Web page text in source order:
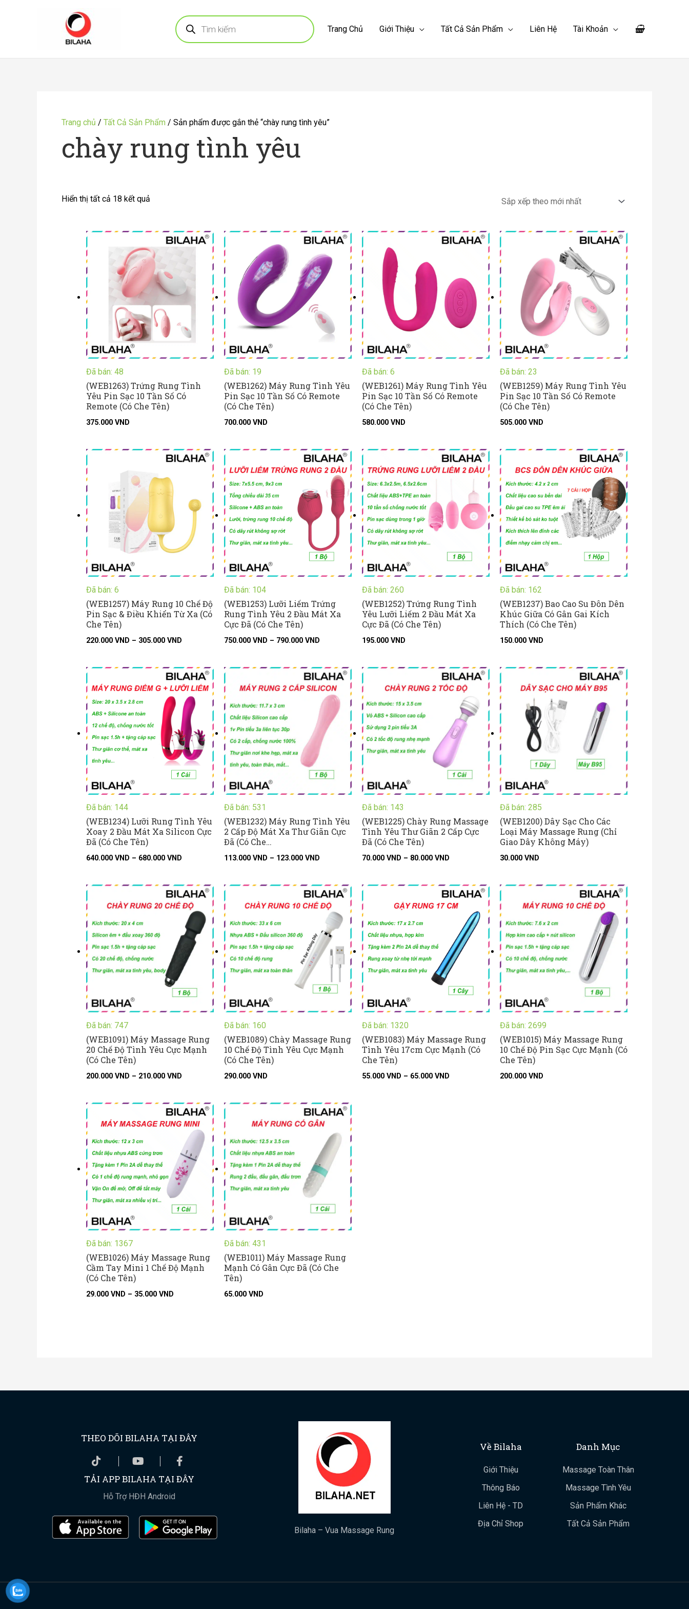
Tìm
kiếm
sản
phẩm
Trang Chủ Giới Thiệu Tất Cả Sản Phẩm Liên Hệ Tài Khoản
Trang chủ / Tất Cả Sản Phẩm / Sản phẩm được gắn thẻ “chày rung tình yêu”
chày rung tình yêu
Hiển thị tất cả 18 kết quả
xếp
mới
Đã bán: 48
(WEB1263) Trứng Rung Tình
Yêu Pin Sạc 10 Tần Số Có
Remote (Có Che Tên)
375.000 VND
Đã bán: 19
(WEB1262) Máy Rung Tình Yêu
Pin Sạc 10 Tần Số Có Remote
(Có Che Tên)
700.000 VND
Đã bán: 6
(WEB1261) Máy Rung Tình Yêu
Pin Sạc 10 Tần Số Có Remote
(Có Che Tên)
580.000 VND
Đã bán: 23
(WEB1259) Máy Rung Tình Yêu
Pin Sạc 10 Tần Số Có Remote
(Có Che Tên)
505.000 VND
Đã bán: 6
(WEB1257) Máy Rung 10 Chế Độ
Pin Sạc & Điều Khiển Từ Xa (Có
Che Tên)
220.000 VND – 305.000 VND
Khoảng
giá:
220.000 VND
305.000 VND
Đã bán: 104
(WEB1253) Lưỡi Liếm Trứng
Rung Tình Yêu 2 Đầu Mát Xa
Cực Đã (Có Che Tên)
750.000 VND – 790.000 VND
Khoảng
giá:
từ
750.000 VND
đến
790.000 VND
Đã bán: 260
(WEB1252) Trứng Rung Tình
Yêu Lưỡi Liếm 2 Đầu Mát Xa
Cực Đã (Có Che Tên)
195.000 VND
Đã bán: 162
(WEB1237) Bao Cao Su Đôn Dên
Khúc Giữa Có Gân Gai Kích
Thích (Có Che Tên)
150.000 VND
Đã bán: 144
(WEB1234) Lưỡi Rung Tình Yêu
Xoay 2 Đầu Mát Xa Silicon Cực
Đã (Có Che Tên)
640.000 VND – 680.000 VND
Khoảng
giá:
từ
640.000 VND
đến
680.000 VND
Đã bán: 531
(WEB1232) Máy Rung Tình Yêu
2 Cấp Độ Mát Xa Thư Giãn Cực
Đã (Có Che…
113.000 VND – 123.000 VND
Khoảng
giá:
từ
113.000 VND
đến
123.000 VND
Đã bán: 143
(WEB1225) Chày Rung Massage
Tình Yêu Thư Giãn 2 Cấp Cực
Đã (Có Che Tên)
70.000 VND – 80.000 VND
Khoảng
giá:
từ
70.000 VND
đến
80.000 VND
Đã bán: 285
(WEB1200) Dây Sạc Cho Các
Loại Máy Massage Rung (Chỉ
Giao Dây Không Máy)
30.000 VND
Đã bán: 747
(WEB1091) Máy Massage Rung
20 Chế Độ Tình Yêu Cực Mạnh
(Có Che Tên)
200.000 VND – 210.000 VND
Khoảng
giá:
từ
200.000 VND
đến
210.000 VND
Đã bán: 160
(WEB1089) Chày Massage Rung
10 Chế Độ Tình Yêu Cực Mạnh
(Có Che Tên)
290.000 VND
Đã bán: 1320
(WEB1083) Máy Massage Rung
Tình Yêu 17cm Cực Mạnh (Có
Che Tên)
55.000 VND – 65.000 VND
Khoảng
giá:
từ
55.000 VND
65.000 VND
Đã bán: 2699
(WEB1015) Máy Massage Rung
10 Chế Độ Pin Sạc Cực Mạnh (Có
Che Tên)
200.000 VND
Đã bán: 1367
(WEB1026) Máy Massage Rung
Cầm Tay Mini 1 Chế Độ Mạnh
(Có Che Tên)
29.000 VND – 35.000 VND
Khoảng
giá:
từ
29.000 VND
đến
35.000 VND
Đã bán: 431
(WEB1011) Máy Massage Rung
Mạnh Có Gân Cực Đã (Có Che
Tên)
65.000 VND
THEO DÕI BILAHA TẠI ĐÂY
TẢI APP BILAHA TẠI ĐÂY
Hỗ Trợ HĐH Android
Bilaha – Vua Massage Rung
Về Bilaha
Giới Thiệu
Thông Báo
Liên Hệ - TD
Địa Chỉ Shop
Danh Mục
Massage Toàn Thân
Massage Tình Yêu
Sản Phẩm Khác
Tất Cả Sản Phẩm